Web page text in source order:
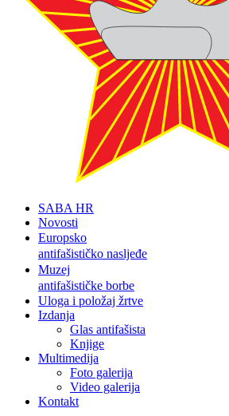
SABA HR
Novosti
Europsko
antifašističko nasljeđe
Muzej
antifašističke borbe
Uloga i položaj žrtve
Izdanja
Glas antifašista
Knjige
Multimedija
Foto galerija
Video galerija
Kontakt